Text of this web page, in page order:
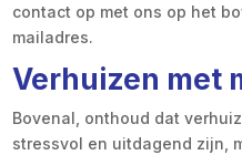
contact op met ons op het
mailadres.
Verhuizen met
Bovenal, onthoud dat
stressvol en uitdagend zijn,